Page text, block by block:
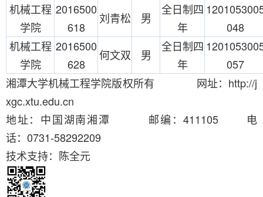
机械工程
学院
2016500
618
刘青松 男
全日制四
年
048
机械工程
学院
2016500
628
何文双 男
全日制四
年
057
湘潭大学机械工程学院版权所有 网址：http://j
xgc.xtu.edu.cn
地址：中国湖南湘潭 邮编：411105 电
话：0731-58292209
技术支持：陈全元